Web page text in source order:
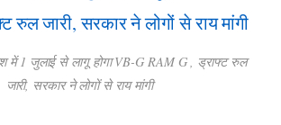
में 1 जुलाई से लागू होगा VB-G RAM G , ड्राफ्ट रुल
जारी, सरकार ने लोगों से राय मांगी